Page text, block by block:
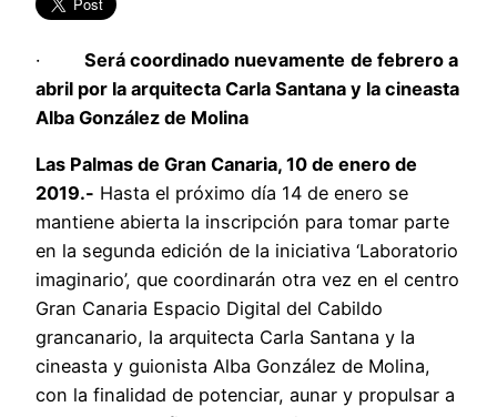
· Será coordinado nuevamente de febrero a
abril por la arquitecta Carla Santana y la cineasta
Alba González de Molina
Las Palmas de Gran Canaria, 10 de enero de
2019.- Hasta el próximo día 14 de enero se
mantiene abierta la inscripción para tomar parte
en la segunda edición de la iniciativa ‘Laboratorio
imaginario’, que coordinarán otra vez en el centro
Gran Canaria Espacio Digital del Cabildo
grancanario, la arquitecta Carla Santana y la
cineasta y guionista Alba González de Molina,
con la finalidad de potenciar, aunar y propulsar a